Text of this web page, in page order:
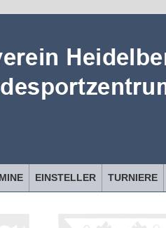
EINSTELLER TURNIERE